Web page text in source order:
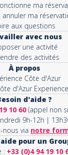
ma
ma
aux questions
avec nous
une activité
des activités
À propos
Côte d'Azur
d'Azur Experience
d'aide ?
10 60 (appel non
9h-12h |
via notre
pour un
: +33 (0)4 94 19 10